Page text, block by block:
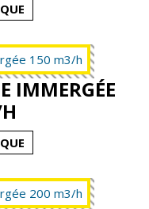
IMMERGÉE